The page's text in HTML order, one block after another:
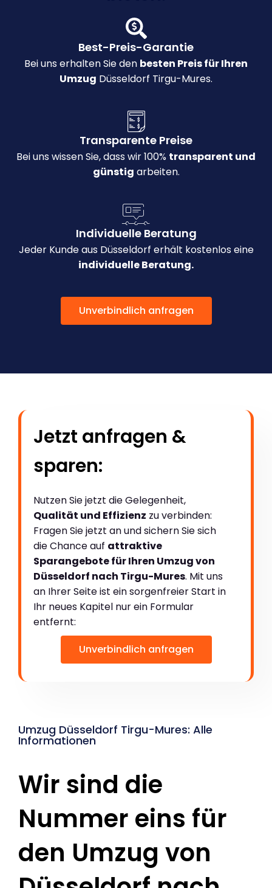
Best-Preis-Garantie
Bei uns erhalten Sie den besten Preis für Ihren
Umzug Düsseldorf Tirgu-Mures.
Transparente Preise
Bei uns wissen Sie, dass wir 100% transparent und
günstig arbeiten.
Individuelle Beratung
Jeder Kunde aus Düsseldorf erhält kostenlos eine
individuelle Beratung.
Unverbindlich anfragen
Jetzt anfragen &
sparen:
Nutzen Sie jetzt die Gelegenheit,
Qualität und Effizienz zu verbinden:
Fragen Sie jetzt an und sichern Sie sich
die Chance auf attraktive
Sparangebote für Ihren Umzug von
Düsseldorf nach Tirgu-Mures. Mit uns
an Ihrer Seite ist ein sorgenfreier Start in
Ihr neues Kapitel nur ein Formular
entfernt:
Unverbindlich anfragen
Umzug Düsseldorf Tirgu-Mures: Alle
Informationen
Wir sind die
Nummer eins für
den Umzug von